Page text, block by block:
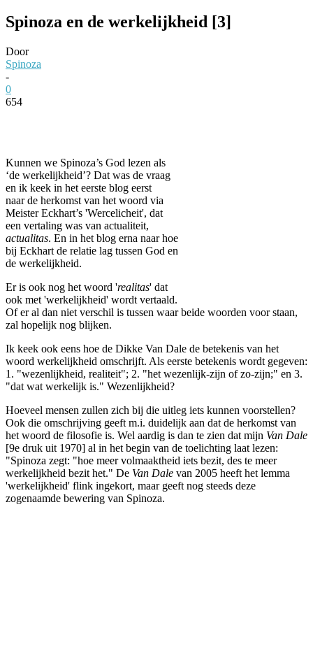
Spinoza en de werkelijkheid [3]
Door
Spinoza
-
0
654
Kunnen we Spinoza’s God lezen als
‘de werkelijkheid’? Dat was de vraag
en ik keek in het eerste blog eerst
naar de herkomst van het woord via
Meister Eckhart’s 'Wercelicheit', dat
een vertaling was van actualiteit,
actualitas. En in het blog erna naar hoe
bij Eckhart de relatie lag tussen God en
de werkelijkheid.
Er is ook nog het woord 'realitas' dat
ook met 'werkelijkheid' wordt vertaald.
Of er al dan niet verschil is tussen waar beide woorden voor staan,
zal hopelijk nog blijken.
Ik keek ook eens hoe de Dikke Van Dale de betekenis van het
woord werkelijkheid omschrijft. Als eerste betekenis wordt gegeven:
1. "wezenlijkheid, realiteit"; 2. "het wezenlijk-zijn of zo-zijn;" en 3.
"dat wat werkelijk is." Wezenlijkheid?
Hoeveel mensen zullen zich bij die uitleg iets kunnen voorstellen?
Ook die omschrijving geeft m.i. duidelijk aan dat de herkomst van
het woord de filosofie is. Wel aardig is dan te zien dat mijn Van Dale
[9e druk uit 1970] al in het begin van de toelichting laat lezen:
"Spinoza zegt: "hoe meer volmaaktheid iets bezit, des te meer
werkelijkheid bezit het." De Van Dale van 2005 heeft het lemma
'werkelijkheid' flink ingekort, maar geeft nog steeds deze
zogenaamde bewering van Spinoza.